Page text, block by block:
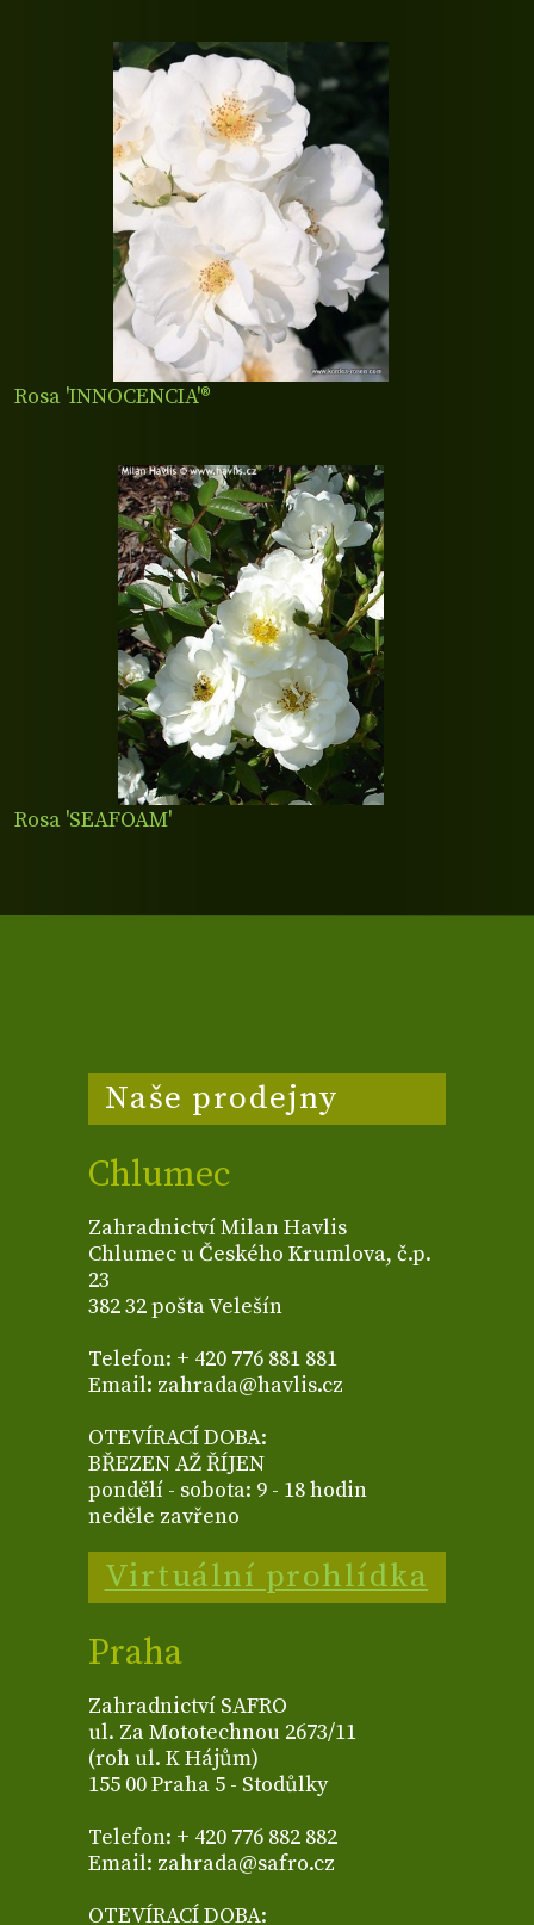
Rosa 'INNOCENCIA'®
Rosa 'SEAFOAM'
Naše prodejny
Chlumec
Zahradnictví Milan Havlis
Chlumec u Českého Krumlova, č.p.
23
382 32 pošta Velešín
Telefon: + 420 776 881 881
Email: zahrada@havlis.cz
OTEVÍRACÍ DOBA:
BŘEZEN AŽ ŘÍJEN
pondělí - sobota: 9 - 18 hodin
neděle zavřeno
Virtuální prohlídka
Praha
Zahradnictví SAFRO
ul. Za Mototechnou 2673/11
(roh ul. K Hájům)
155 00 Praha 5 - Stodůlky
Telefon: + 420 776 882 882
Email: zahrada@safro.cz
OTEVÍRACÍ DOBA: